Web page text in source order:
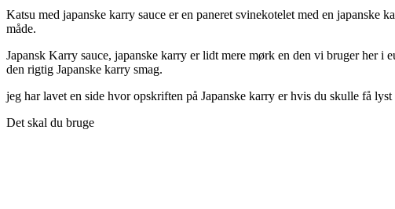
Katsu med japanske karry sauce er en paneret svinekotelet med en japanske
måde.
Japansk Karry sauce, japanske karry er lidt mere mørk en den vi bruger her
den rigtig Japanske karry smag.
jeg har lavet en side hvor opskriften på Japanske karry er hvis du skulle få
Det skal du bruge